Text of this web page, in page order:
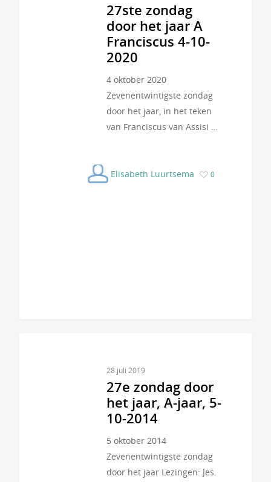
27ste zondag
door het jaar A
Franciscus 4-10-
2020
4 oktober 2020
Zevenentwintigste zondag
door het jaar, in het teken
van Franciscus van Assisi …
Elisabeth Luurtsema 0
28 juli 2019
27e zondag door
het jaar, A-jaar, 5-
10-2014
5 oktober 2014
Zevenentwintigste zondag
door het jaar Lezingen: Jes.